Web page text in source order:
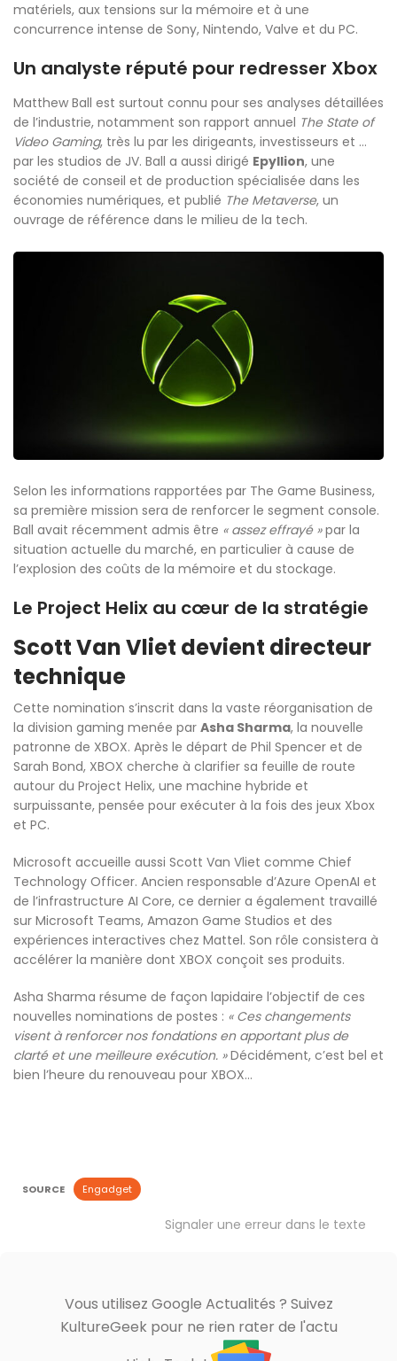
matériels, aux tensions sur la mémoire et à une
concurrence intense de Sony, Nintendo, Valve et du PC.
Un analyste réputé pour redresser Xbox
Matthew Ball est surtout connu pour ses analyses détaillées
de l’industrie, notamment son rapport annuel The State of
Video Gaming, très lu par les dirigeants, investisseurs et …
par les studios de JV. Ball a aussi dirigé Epyllion, une
société de conseil et de production spécialisée dans les
économies numériques, et publié The Metaverse, un
ouvrage de référence dans le milieu de la tech.
Selon les informations rapportées par The Game Business,
sa première mission sera de renforcer le segment console.
Ball avait récemment admis être « assez effrayé »par la
situation actuelle du marché, en particulier à cause de
l’explosion des coûts de la mémoire et du stockage.
Le Project Helix au cœur de la stratégie
Scott Van Vliet devient directeur
technique
Cette nomination s’inscrit dans la vaste réorganisation de
la division gaming menée par Asha Sharma, la nouvelle
patronne de XBOX. Après le départ de Phil Spencer et de
Sarah Bond, XBOX cherche à clarifier sa feuille de route
autour du Project Helix, une machine hybride et
surpuissante, pensée pour exécuter à la fois des jeux Xbox
et PC.
Microsoft accueille aussi Scott Van Vliet comme Chief
Technology Officer. Ancien responsable d’Azure OpenAI et
de l’infrastructure AI Core, ce dernier a également travaillé
sur Microsoft Teams, Amazon Game Studios et des
expériences interactives chez Mattel. Son rôle consistera à
accélérer la manière dont XBOX conçoit ses produits.
Asha Sharma résume de façon lapidaire l’objectif de ces
nouvelles nominations de postes : « Ces changements
visent à renforcer nos fondations en apportant plus de
clarté et une meilleure exécution. »Décidément, c’est bel et
bien l’heure du renouveau pour XBOX…
SOURCE Engadget
Signaler une erreur dans le texte
Vous utilisez Google Actualités ? Suivez
KultureGeek pour ne rien rater de l'actu